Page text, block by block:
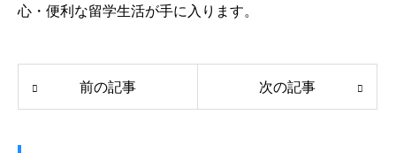
心・便利な留学生活が手に入ります。
前の記事 次の記事